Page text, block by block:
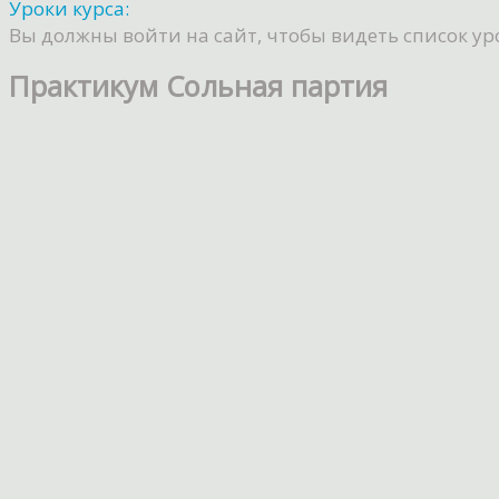
Уроки курса:
Вы должны войти на сайт, чтобы видеть список
Практикум Сольная партия